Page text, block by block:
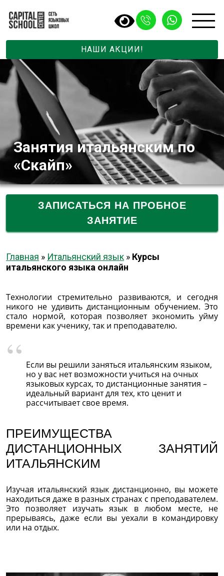
НАШИ АКЦИИ!
Занятия итальянским по
«Скайп»
ЗАПИСАТЬСЯ НА ПРОБНОЕ
ЗАНЯТИЕ
Главная » Итальянский язык » Курсы
итальянского языка онлайн
Технологии стремительно развиваются, и сегодня
никого не удивить дистанционным обучением. Это
стало нормой, которая позволяет экономить уйму
времени как ученику, так и преподавателю.
Если вы решили заняться итальянским языком,
но у вас нет возможности учиться на очных
языковых курсах, то дистанционные занятия –
идеальный вариант для тех, кто ценит и
рассчитывает свое время.
ПРЕИМУЩЕСТВА
ДИСТАНЦИОННЫХ ЗАНЯТИЙ
ИТАЛЬЯНСКИМ
Изучая итальянский язык дистанционно, вы можете
находиться даже в разных странах с преподавателем.
Это позволяет изучать язык в любом месте, не
прерываясь, даже если вы уехали в командировку
или на отдых.